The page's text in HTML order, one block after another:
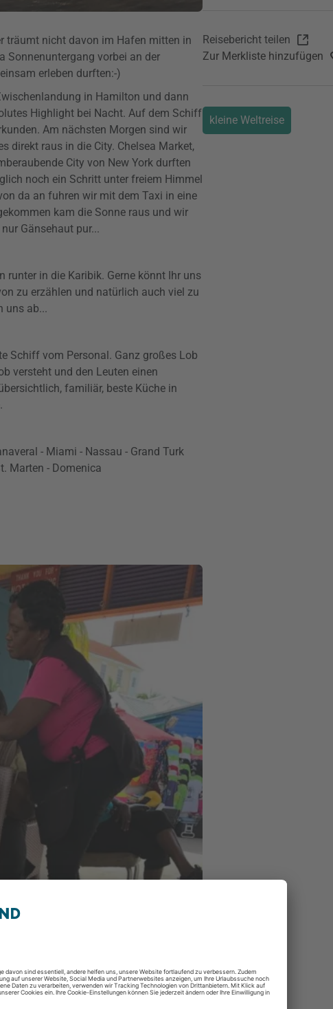
träumt nicht davon im Hafen mitten in
Sonnenuntergang vorbei an der
erleben durften:-)
in Hamilton und dann
Highlight bei Nacht. Auf dem Schiff
Am nächsten Morgen sind wir
direkt raus in die City. Chelsea Market,
City von New York durften
noch ein Schritt unter freiem Himmel
da an fuhren wir mit dem Taxi in eine
kam die Sonne raus und wir
Gänsehaut pur...
runter in die Karibik. Gerne könnt Ihr uns
zu erzählen und natürlich auch viel zu
uns ab...
Schiff vom Personal. Ganz großes Lob
versteht und den Leuten einen
familiär, beste Küche in
- Miami - Nassau - Grand Turk
Marten - Domenica
Reisebericht teilen
Zur Merkliste hinzufügen
kleine Weltreise